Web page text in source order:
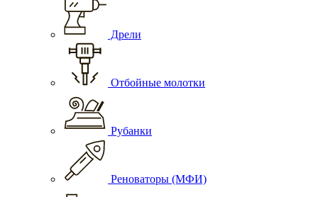
Дрели
Отбойные молотки
Рубанки
Реноваторы (МФИ)